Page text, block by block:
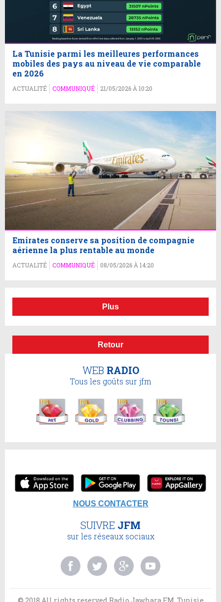
La Tunisie parmi les meilleures performances
mobiles des pays au niveau de vie comparable
en 2026
ACTUALITÉ COMMUNIQUÉ 21/05/2026 À 10:20
Emirates conserve sa position de compagnie
aérienne la plus rentable au monde
ACTUALITÉ COMMUNIQUÉ 08/05/2026 À 14:20
Plus
Retour
WEB RADIO
Tous les goûts sur jfm
NOUS CONTACTER
SUIVRE JFM
sur les réseaux sociaux